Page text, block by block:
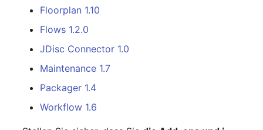
Floorplan 1.10
Flows 1.2.0
JDisc Connector 1.0
Maintenance 1.7
Packager 1.4
Workflow 1.6